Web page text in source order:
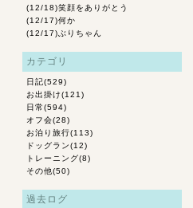
(12/18)笑顔をありがとう
(12/17)何か
(12/17) ぶりちゃん
カテゴリ
日記(529)
お出掛け(121)
日常(594)
オフ会(28)
お泊り旅行(113)
ドッグラン(12)
トレーニング(8)
その他(50)
過去ログ